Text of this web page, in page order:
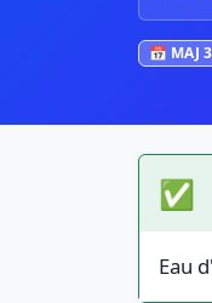
📅 MAJ
✅
Eau